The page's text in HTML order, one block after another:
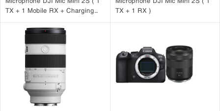
TX + 1 Mobile RX + Charging
TX + 1 RX )